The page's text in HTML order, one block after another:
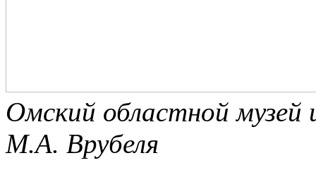
Омский областной музей
М.А. Врубеля